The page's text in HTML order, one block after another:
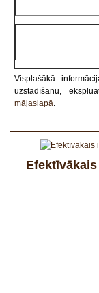
Visplašākā
uzstādīšanu,
mājaslapā.
Efektīvākais instruments dzīvžogu